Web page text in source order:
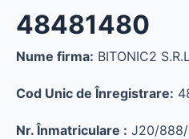
48481480
Nume firma: BITONIC2
Cod Unic de Înregistrare:
Nr. Înmatriculare : J20/